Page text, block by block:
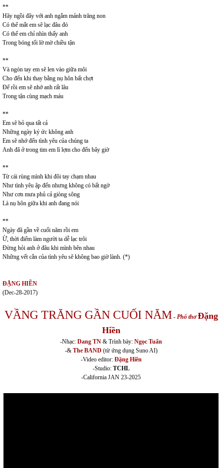
**
Hãy ngồi đây với anh ngắm mảnh trăng non
Có thể mắt em sẽ lạc đâu đó
Có thể em chỉ nhìn thấy anh
Trong bóng tối lờ mờ chiều tận
**
Và ngón tay em sẽ len vào giữa môi
Cho đến khi thay bằng nụ hôn bất chợt
Để rồi em sẽ nhớ anh rất lâu
Trong tận cùng mạch máu
**
Em sẽ bỏ qua tất cả
Những ngày ký ức không anh
Em sẽ nhớ đến tình yêu của chúng ta
Anh đã ở trong tim em lì lợm cho đến bây giờ
**
Từ cái rùng mình khi đôi tay chạm nhau
Như tình yêu ập đến nhưng không có bất ngờ
Như cơn mưa phủ cả giòng sông
Là nụ hôn giữa khi anh đang nói
**
Ngày đã gần về cuối năm rồi em
Ừ, thời điểm làm người ta dễ lạc trôi
Đừng hỏi anh ở đâu khi mình bên nhau
Những vết cắn của tình yêu sẽ không bao giờ lành. (*)
ĐẶNG HIỀN
(Dec-28-2017)
VẦNG TRĂNG GẦN CUỐI NĂM- Phổ thơ Đặng
Hiền
-Nhạc: Dang TN & Trình bày: Ngọc Tuấn
-& The BAND (từ ứng dụng Suno AI)
-Video editor: Đặng Hiền
-Studio: TCHL
-California JAN 23-2025